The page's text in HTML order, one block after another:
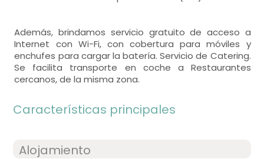
Además, brindamos servicio gratuito de acceso a
Internet con Wi-Fi, con cobertura para móviles y
enchufes para cargar la batería. Servicio de Catering.
Se facilita transporte en coche a Restaurantes
cercanos, de la misma zona.
Características principales
Alojamiento